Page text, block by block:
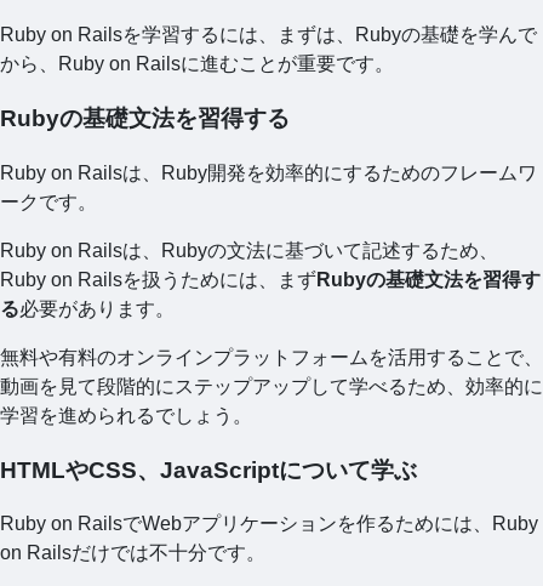
Ruby on Railsを学習するには、まずは、Rubyの基礎を学んで
から、Ruby on Railsに進むことが重要です。
Rubyの基礎文法を習得する
Ruby on Railsは、Ruby開発を効率的にするためのフレームワ
ークです。
Ruby on Railsは、Rubyの文法に基づいて記述するため、
Ruby on Railsを扱うためには、まずRubyの基礎文法を習得す
る必要があります。
無料や有料のオンラインプラットフォームを活用することで、
動画を見て段階的にステップアップして学べるため、効率的に
学習を進められるでしょう。
HTMLやCSS、JavaScriptについて学ぶ
Ruby on RailsでWebアプリケーションを作るためには、Ruby
on Railsだけでは不十分です。